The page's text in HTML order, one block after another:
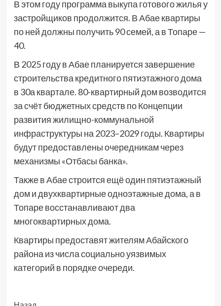
В этом году программа выкупа готового жилья у
застройщиков продолжится. В Абае квартиры
по ней должны получить 90 семей, а в Топаре —
40.
В 2025 году в Абае планируется завершение
строительства кредитного пятиэтажного дома
в 30а квартале. 80-квартирный дом возводится
за счёт бюджетных средств по Концепции
развития жилищно-коммунальной
инфраструктуры на 2023–2029 годы. Квартиры
будут предоставлены очередникам через
механизмы «Отбасы банка».
Также в Абае строится ещё один пятиэтажный
дом и двухквартирные одноэтажные дома, а в
Топаре восстанавливают два
многоквартирных дома.
Квартиры предоставят жителям Абайского
района из числа социально уязвимых
категорий в порядке очереди.